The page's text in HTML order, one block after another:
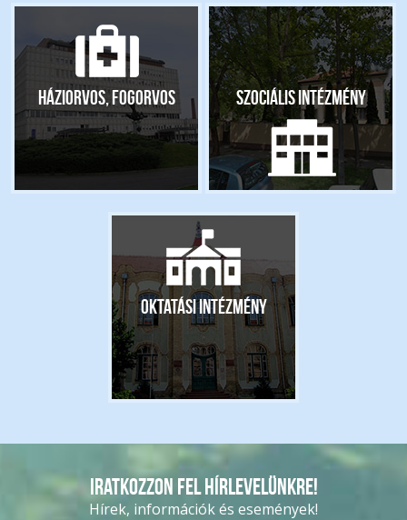
Háziorvos, fogorvos Szociális intézmény
Oktatási intézmény
Iratkozzon fel hírlevelünkre!
Hírek, információk és események!